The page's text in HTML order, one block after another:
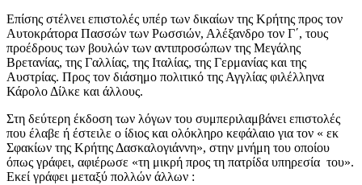
Επίσης στέλνει επιστολές υπέρ των δικαίων της Κρήτης προς τον
Αυτοκράτορα Πασσών των Ρωσσιών, Αλέξανδρο τον Γ΄, τους
προέδρους των βουλών των αντιπροσώπων της Μεγάλης
Βρετανίας, της Γαλλίας, της Ιταλίας, της Γερμανίας και της
Αυστρίας. Προς τον διάσημο πολιτικό της Αγγλίας φιλέλληνα
Κάρολο Δίλκε και άλλους.
Στη δεύτερη έκδοση των λόγων του συμπεριλαμβάνει επιστολές
που έλαβε ή έστειλε ο ίδιος και ολόκληρο κεφάλαιο για τον « εκ
Σφακίων της Κρήτης Δασκαλογιάννη», στην μνήμη του οποίου
όπως γράφει, αφιέρωσε «τη μικρή προς τη πατρίδα υπηρεσία του».
Εκεί γράφει μεταξύ πολλών άλλων :